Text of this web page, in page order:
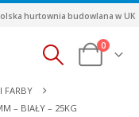
hurtownia budowlana w UK
0
FARBY
– BIAŁY – 25KG